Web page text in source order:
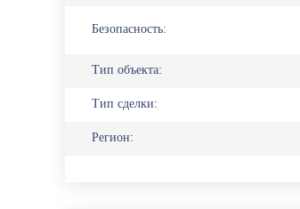
Безопасность:
Тип объекта:
Тип сделки:
Регион: